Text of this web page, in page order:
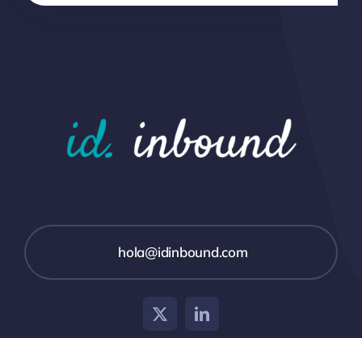
hola@idinbound.com